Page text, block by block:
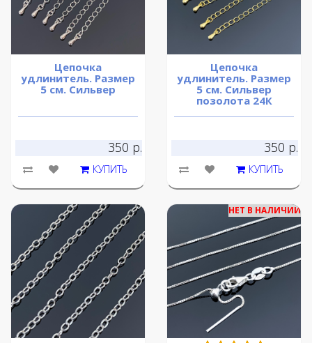
Цепочка
удлинитель. Размер
5 см. Сильвер
350 р.
КУПИТЬ
Цепочка
удлинитель. Размер
5 см. Сильвер
позолота 24К
350 р.
КУПИТЬ
НЕТ В НАЛИЧИИ